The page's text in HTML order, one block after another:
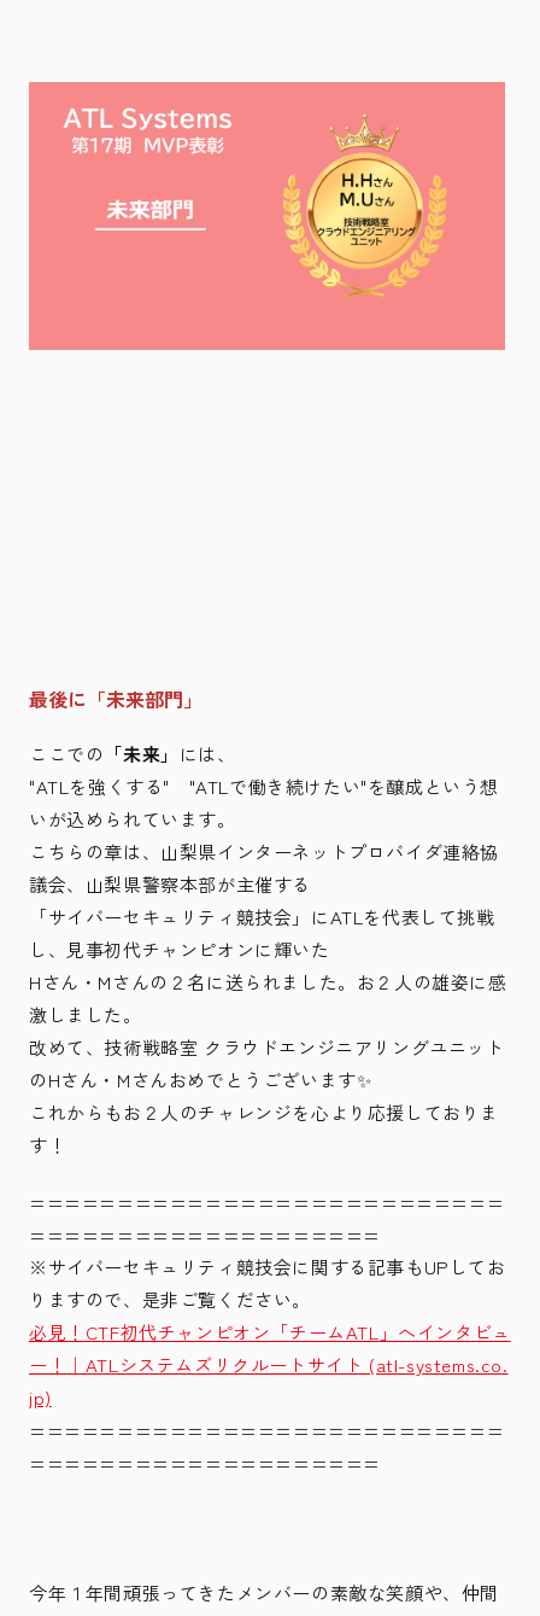
最後に「未来部門」
ここでの 「未来」
には、
"ATLを強くする" "ATLで働き続けたい"を醸成という想
いが込められています。
こちらの章は、山梨県インターネットプロバイダ連絡協
議会、山梨県警察本部が主催する
「サイバーセキュリティ競技会」にATLを代表して挑戦
し、見事初代チャンピオンに輝いた
Hさん・Mさんの２名に送られました。お２人の雄姿に感
激しました。
改めて、技術戦略室 クラウドエンジニアリングユニット
のHさん・Mさんおめでとうございます✨
これからもお２人のチャレンジを心より応援しておりま
す！
========================== =
====================
※サイバーセキュリティ競技会に関する記事もUPしてお
りますので、是非ご覧ください。
必見！CTF初代チャンピオン「チームATL」へインタビュ
ー！｜ATLシステムズリクルートサイト (atl-systems.co.
jp)
========================== =
====================
今年１年間頑張ってきたメンバーの素敵な笑顔や、仲間